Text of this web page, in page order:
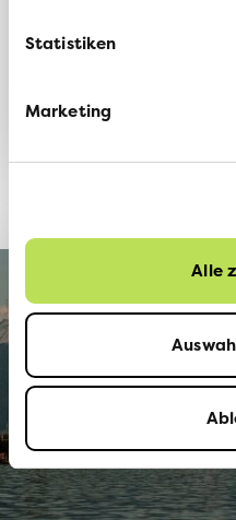
Statistiken
Marketing
Alle
St.Gallen!